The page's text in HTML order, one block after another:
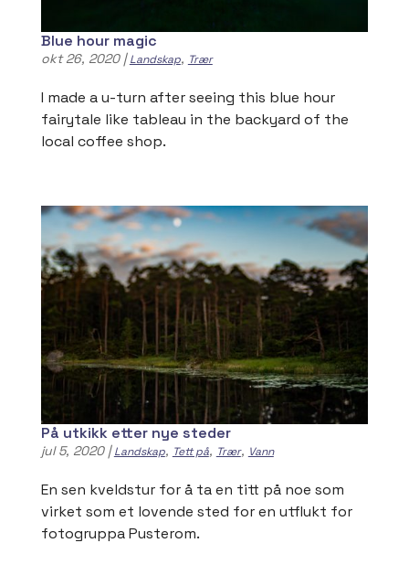
Blue hour magic
okt 26, 2020|Landskap, Trær
I made a u-turn after seeing this blue hour
fairytale like tableau in the backyard of the
local coffee shop.
På utkikk etter nye steder
jul 5, 2020|Landskap, Tett på, Trær, Vann
En sen kveldstur for å ta en titt på noe som
virket som et lovende sted for en utflukt for
fotogruppa Pusterom.